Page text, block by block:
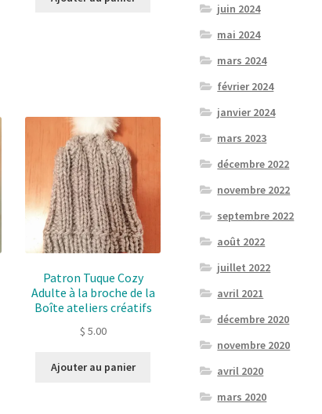
Patron Tuque Cozy
Adulte à la broche de la
Boîte ateliers créatifs
$ 5.00
Ajouter au panier
juin 2024
mai 2024
mars 2024
février 2024
janvier 2024
mars 2023
décembre 2022
novembre 2022
septembre 2022
août 2022
juillet 2022
avril 2021
décembre 2020
novembre 2020
avril 2020
mars 2020